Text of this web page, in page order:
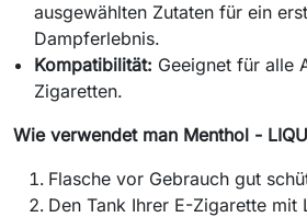
ausgewählten Zutaten für ein
Dampferlebnis.
Kompatibilität: Geeignet für alle
Zigaretten.
Wie verwendet man Menthol -
Flasche vor Gebrauch gut
Den Tank Ihrer E-Zigarette mit